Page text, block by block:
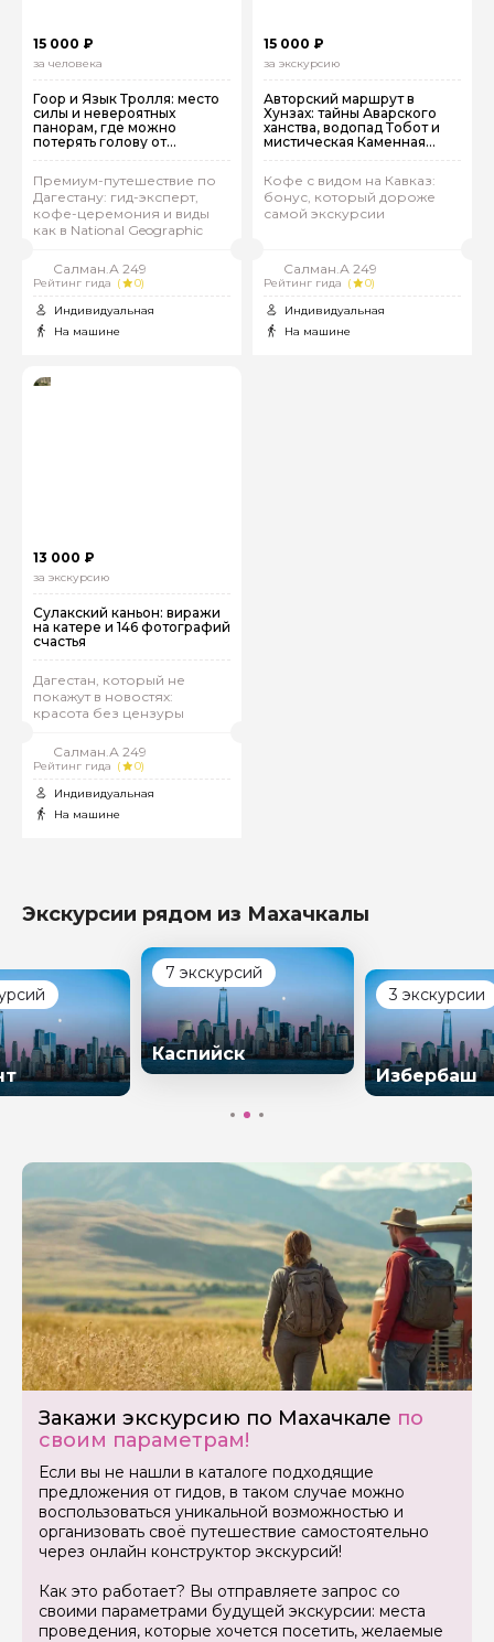
15 000 ₽
за человека
Гоор и Язык Тролля: место
силы и невероятных
панорам, где можно
потерять голову от
восторга
Премиум-путешествие по
Дагестану: гид-эксперт,
кофе-церемония и виды
как в National Geographic
Салман.А 249
Рейтинг гида (
0)
Индивидуальная
На машине
15 000 ₽
за экскурсию
Авторский маршрут в
Хунзах: тайны Аварского
ханства, водопад Тобот и
мистическая Каменная
чаша
Кофе с видом на Кавказ:
бонус, который дороже
самой экскурсии
Салман.А 249
Рейтинг гида (
0)
Индивидуальная
На машине
13 000 ₽
за экскурсию
Сулакский каньон: виражи
на катере и 146 фотографий
счастья
Дагестан, который не
покажут в новостях:
красота без цензуры
Салман.А 249
Рейтинг гида (
0)
Индивидуальная
На машине
Экскурсии рядом из Махачкалы
7 экскурсий
Каспийск
3 экскурсии
Избербаш
Закажи экскурсию по Махачкале по
своим параметрам!
Если вы не нашли в каталоге подходящие
предложения от гидов, в таком случае можно
воспользоваться уникальной возможностью и
организовать своё путешествие самостоятельно
через онлайн конструктор экскурсий!
Как это работает? Вы отправляете запрос со
своими параметрами будущей экскурсии: места
проведения, которые хочется посетить, желаемые
Задайте свой вопрос гиду
Как вас зовут
Ваша электронная почта
Ваш номер телефона
Если у вас есть интересующие вопросы, можете их
задать
Я даю своё согласие на обработку персональных
данных
Отправить